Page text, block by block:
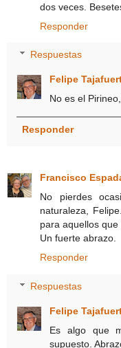
dos veces.
Responder
Respuestas
Felipe
No es el
Responder
Francisco
No pierdes
naturaleza,
para aquellos
Un fuerte abrazo.
Responder
Respuestas
Felipe
Es algo que
supuesto.